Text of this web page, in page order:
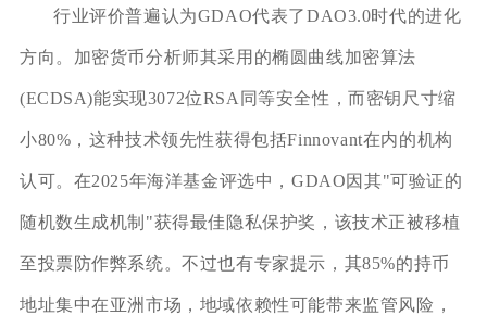
行业评价普遍认为GDAO代表了DAO3.0时代的进化
方向。加密货币分析师其采用的椭圆曲线加密算法
(ECDSA)能实现3072位RSA同等安全性，而密钥尺寸缩
小80%，这种技术领先性获得包括Finnovant在内的机构
认可。在2025年海洋基金评选中，GDAO因其"可验证的
随机数生成机制"获得最佳隐私保护奖，该技术正被移植
至投票防作弊系统。不过也有专家提示，其85%的持币
地址集中在亚洲市场，地域依赖性可能带来监管风险，